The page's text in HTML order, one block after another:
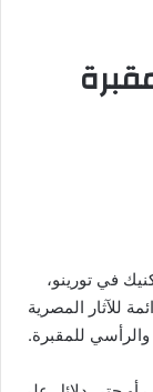
في تورينو،
للآثار المصرية
والرأسي للمقبرة.